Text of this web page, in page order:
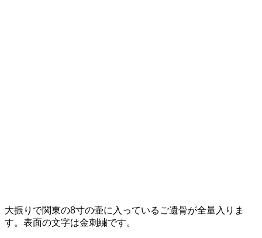
大振りで関東の8寸の壷に入っているご遺骨が全量入りま
す。表面の文字は金刺繍です。